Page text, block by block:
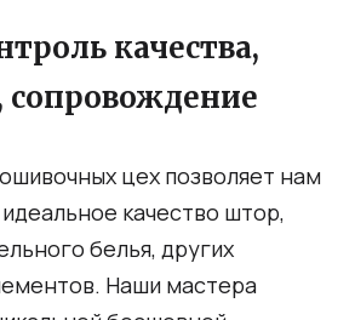
качества,
сопровождение
цех позволяет нам
качество штор,
белья, других
Наши мастера